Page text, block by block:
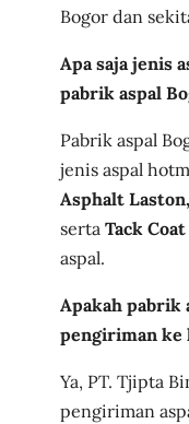
Bogor dan
Apa saja jenis
pabrik aspal
Pabrik aspal
jenis aspal
Asphalt
sertaTack Coat
aspal.
Apakah pabrik
pengiriman ke
Ya, PT. Tjipta
pengiriman